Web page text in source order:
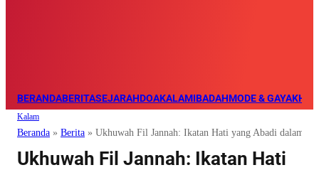
BERANDABERITASEJARAHDOAKALAMIBADAHMODE & GAYA
Kalam
Beranda » Berita » Ukhuwah Fil Jannah: Ikatan Hati yang Abadi dalam
Ukhuwah Fil Jannah: Ikatan Hati